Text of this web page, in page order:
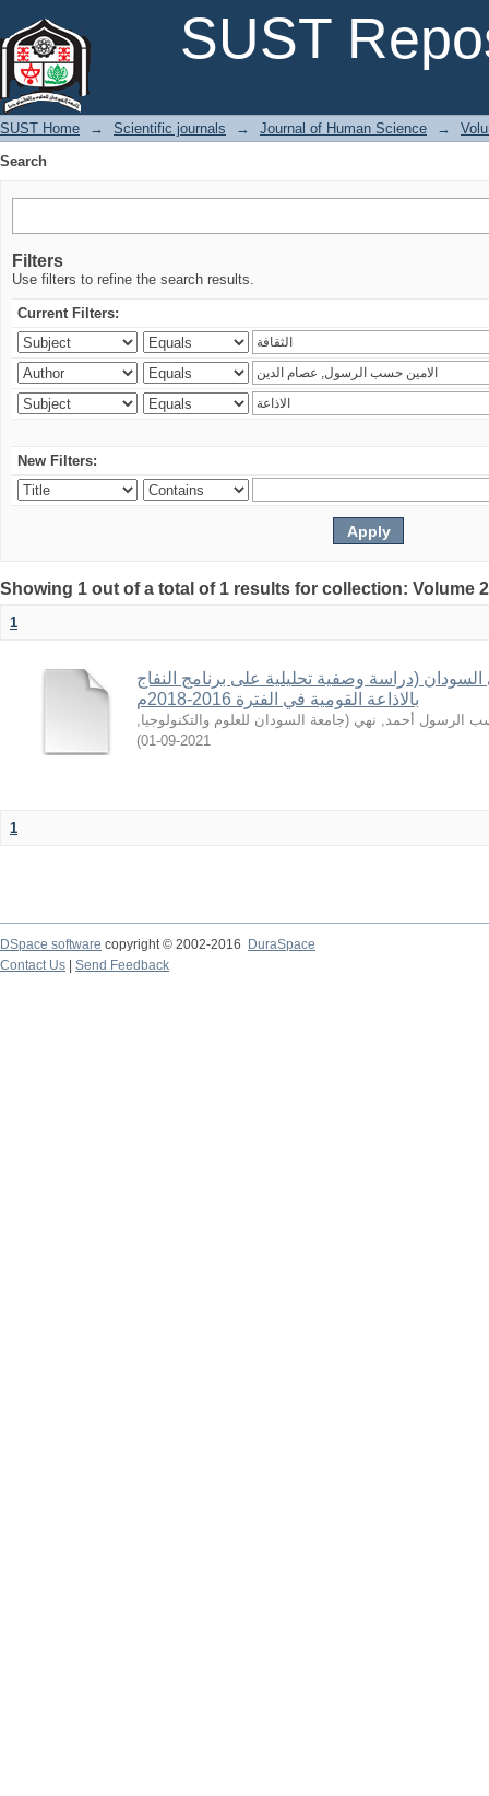
SUST
SUST Home → Scientific journals → Journal of Human Science →
Search
Filters
Use filters to refine the search results.
Current Filters:
New Filters:
Showing 1 out of a total of 1 results for collection: Volume
1
(دراسة وصفية تحليلية على برنامج النفاج
بالاذاعة القومية في الفترة 2016-2018م
الرسول أحمد, نهي (جامعة السودان للعلوم والتكنولوجيا,
2021-09-01
)
1
DSpace software copyright © 2002-2016
DuraSpace
Contact Us
Send Feedback